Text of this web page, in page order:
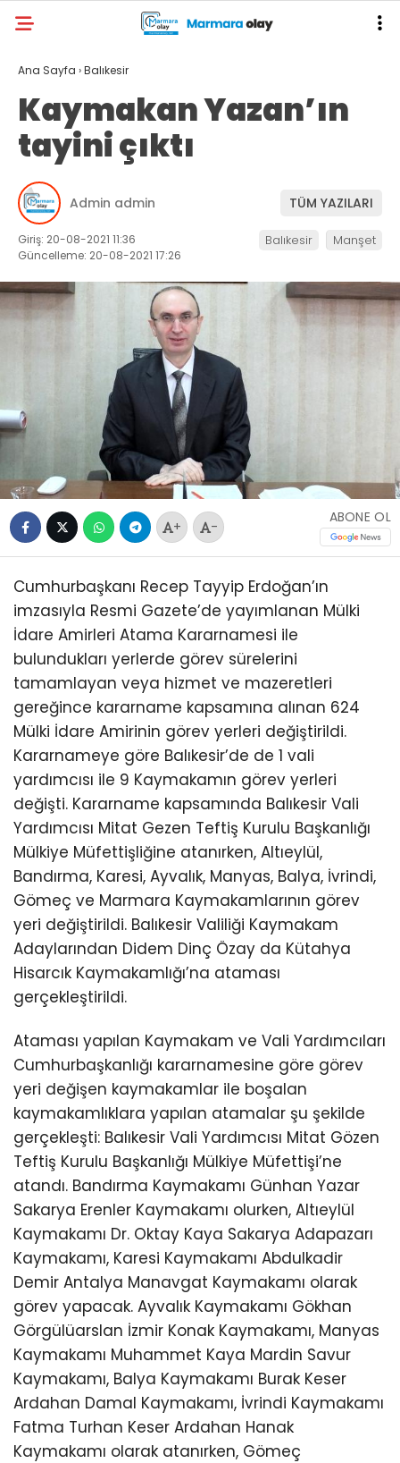
Ana Sayfa ›Balıkesir
Kaymakan Yazan’ın
tayini çıktı
Admin admin TÜM YAZILARI
Giriş: 20-08-2021 11:36
Güncelleme: 20-08-2021 17:26
Balıkesir Manşet
+ -
ABONE OL
Cumhurbaşkanı Recep Tayyip Erdoğan’ın
imzasıyla Resmi Gazete’de yayımlanan Mülki
İdare Amirleri Atama Kararnamesi ile
bulundukları yerlerde görev sürelerini
tamamlayan veya hizmet ve mazeretleri
gereğince kararname kapsamına alınan 624
Mülki İdare Amirinin görev yerleri değiştirildi.
Kararnameye göre Balıkesir’de de 1 vali
yardımcısı ile 9 Kaymakamın görev yerleri
değişti. Kararname kapsamında Balıkesir Vali
Yardımcısı Mitat Gezen Teftiş Kurulu Başkanlığı
Mülkiye Müfettişliğine atanırken, Altıeylül,
Bandırma, Karesi, Ayvalık, Manyas, Balya, İvrindi,
Gömeç ve Marmara Kaymakamlarının görev
yeri değiştirildi. Balıkesir Valiliği Kaymakam
Adaylarından Didem Dinç Özay da Kütahya
Hisarcık Kaymakamlığı’na ataması
gerçekleştirildi.
Ataması yapılan Kaymakam ve Vali Yardımcıları
Cumhurbaşkanlığı kararnamesine göre görev
yeri değişen kaymakamlar ile boşalan
kaymakamlıklara yapılan atamalar şu şekilde
gerçekleşti: Balıkesir Vali Yardımcısı Mitat Gözen
Teftiş Kurulu Başkanlığı Mülkiye Müfettişi’ne
atandı. Bandırma Kaymakamı Günhan Yazar
Sakarya Erenler Kaymakamı olurken, Altıeylül
Kaymakamı Dr. Oktay Kaya Sakarya Adapazarı
Kaymakamı, Karesi Kaymakamı Abdulkadir
Demir Antalya Manavgat Kaymakamı olarak
görev yapacak. Ayvalık Kaymakamı Gökhan
Görgülüarslan İzmir Konak Kaymakamı, Manyas
Kaymakamı Muhammet Kaya Mardin Savur
Kaymakamı, Balya Kaymakamı Burak Keser
Ardahan Damal Kaymakamı, İvrindi Kaymakamı
Fatma Turhan Keser Ardahan Hanak
Kaymakamı olarak atanırken, Gömeç